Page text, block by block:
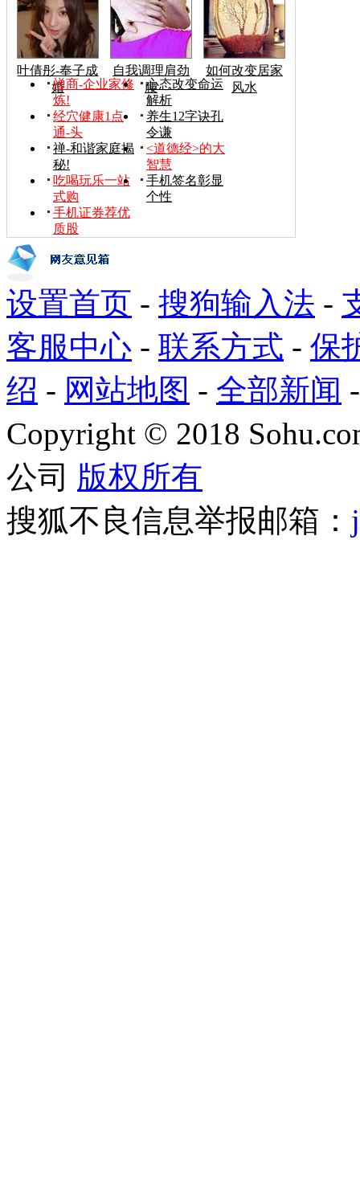
叶倩彤-奉子成
婚
自我调理肩劲
腰
如何改变居家
风水
禅商-企业家修
炼!
心态改变命运
解析
经穴健康1点
通-头
养生12字诀孔
令谦
禅-和谐家庭揭
秘!
<道德经>的大
智慧
吃喝玩乐一站
式购
手机签名彰显
个性
手机证券荐优
质股
设置首页 - 搜狗输入法 -
客服中心 - 联系方式 - 保
绍 - 网站地图 - 全部新闻
Copyright © 2018
公司 版权所有
搜狐不良信息举报邮箱：